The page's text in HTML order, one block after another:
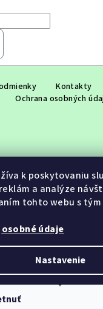
k poskytovaniu
a analýze
tohto webu s
osobné údaje
Nastavenie
Kontakty
Ochrana osobných
Upraviť nastavenie